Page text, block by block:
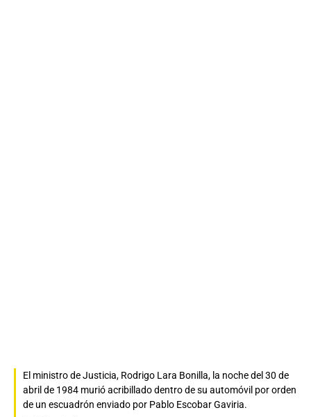
El ministro de Justicia, Rodrigo Lara Bonilla, la noche del 30 de
abril de 1984 murió acribillado dentro de su automóvil por orden
de un escuadrón enviado por Pablo Escobar Gaviria.